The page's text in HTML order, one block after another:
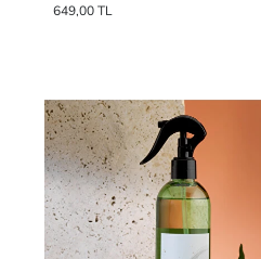
649,00 TL